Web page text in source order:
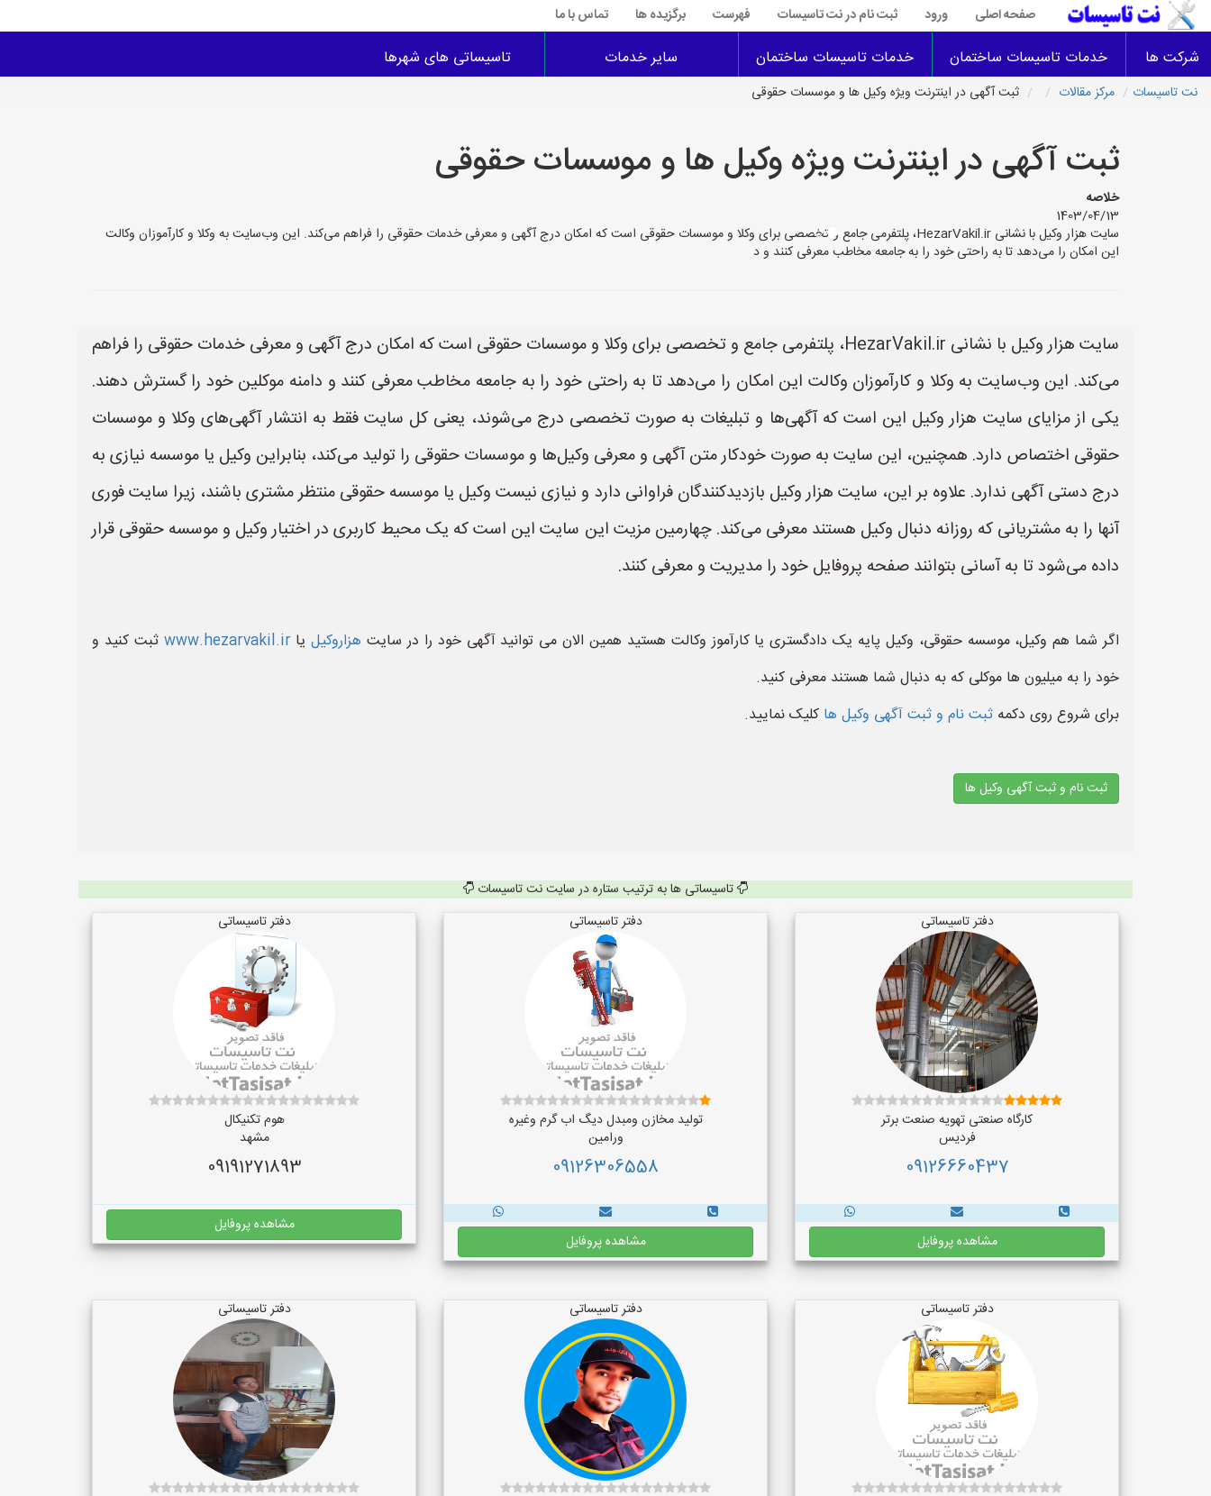
صفحه اصلی ورود ثبت نام در نت تاسیسات فهرست برگزیده ها تماس با ما
شرکت ها خدمات تاسیسات ساختمان خدمات تاسیسات ساختمان سایر خدمات تاسیساتی های شهرها
نت تاسیسات مرکز مقالات ثبت آگهی در اینترنت ویژه وکیل ها و موسسات حقوقی
ثبت آگهی در اینترنت ویژه وکیل ها و موسسات حقوقی
خلاصه
1403/04/13
سایت هزار وکیل با نشانی HezarVakil.ir، پلتفرمی جامع و تخصصی برای وکلا و موسسات حقوقی است که امکان درج آگهی و معرفی خدمات حقوقی را فراهم می‌کند. این وب‌سایت به وکلا و کارآموزان وکالت
این امکان را می‌دهد تا به راحتی خود را به جامعه مخاطب معرفی کنند و د
سایت هزار وکیل با نشانی HezarVakil.ir، پلتفرمی جامع و تخصصی برای وکلا و موسسات حقوقی است که امکان درج آگهی و معرفی خدمات حقوقی را فراهم
می‌کند. این وب‌سایت به وکلا و کارآموزان وکالت این امکان را می‌دهد تا به راحتی خود را به جامعه مخاطب معرفی کنند و دامنه موکلین خود را گسترش دهند.
یکی از مزایای سایت هزار وکیل این است که آگهی‌ها و تبلیغات به صورت تخصصی درج می‌شوند، یعنی کل سایت فقط به انتشار آگهی‌های وکلا و موسسات
حقوقی اختصاص دارد. همچنین، این سایت به صورت خودکار متن آگهی و معرفی وکیل‌ها و موسسات حقوقی را تولید می‌کند، بنابراین وکیل یا موسسه نیازی به
درج دستی آگهی ندارد. علاوه بر این، سایت هزار وکیل بازدیدکنندگان فراوانی دارد و نیازی نیست وکیل یا موسسه حقوقی منتظر مشتری باشند، زیرا سایت فوری
آنها را به مشتریانی که روزانه دنبال وکیل هستند معرفی می‌کند. چهارمین مزیت این سایت این است که یک محیط کاربری در اختیار وکیل و موسسه حقوقی قرار
داده می‌شود تا به آسانی بتوانند صفحه پروفایل خود را مدیریت و معرفی کنند.
اگر شما هم وکیل، موسسه حقوقی، وکیل پایه یک دادگستری یا کارآموز وکالت هستید همین الان می توانید آگهی خود را در سایت هزاروکیلیاwww.hezarvakil.ir ثبت کنید و
خود را به میلیون ها موکلی که به دنبال شما هستند معرفی کنید.
برای شروع روی دکمه ثبت نام و ثبت آگهی وکیل ها کلیک نمایید.
ثبت نام و ثبت آگهی وکیل ها
تاسیساتی ها به ترتیب ستاره در سایت نت تاسیسات
دفتر تاسیساتی
کارگاه صنعتی تهویه صنعت برتر
فردیس
09126660437
مشاهده پروفایل
دفتر تاسیساتی
تولید مخازن ومبدل دیگ اب گرم وغیره
ورامین
09126306558
مشاهده پروفایل
دفتر تاسیساتی
هوم تکنیکال
مشهد
09191271893
مشاهده پروفایل
دفتر تاسیساتی دفتر تاسیساتی دفتر تاسیساتی